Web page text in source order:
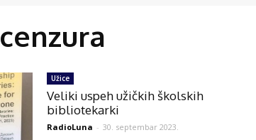
cenzura
Užice
Veliki uspeh užičkih školskih
bibliotekarki
RadioLuna - 30. septembar 2023.